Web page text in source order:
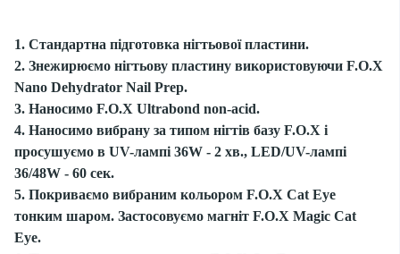
1. Стандартна підготовка нігтьової пластини.
2. Знежирюємо нігтьову пластину використовуючи F.O.X
Nano Dehydrator Nail Prep.
3. Наносимо F.O.X Ultrabond non-acid.
4. Наносимо вибрану за типом нігтів базу F.O.X і
просушуємо в UV-лампі 36W - 2 хв., LED/UV-лампі
36/48W - 60 сек.
5. Покриваємо вибраним кольором F.O.X Cat Eye
тонким шаром. Застосовуємо магніт F.O.X Magic Cat
Eye.